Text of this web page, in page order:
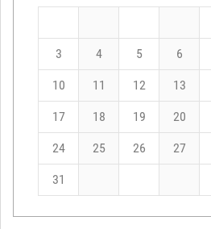
3 4 5 6
10 11 12 13
17 18 19 20
24 25 26 27
31